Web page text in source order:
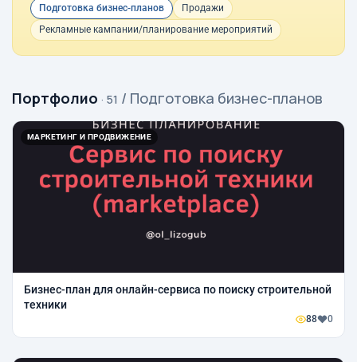
Подготовка бизнес-планов
Продажи
Рекламные кампании/планирование мероприятий
Портфолио · 51 / Подготовка бизнес-планов
МАРКЕТИНГ И ПРОДВИЖЕНИЕ
Бизнес-план для онлайн-сервиса по поиску строительной
техники
88 0